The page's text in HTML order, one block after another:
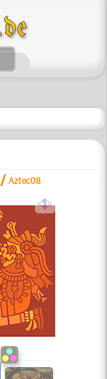
/Aztec08
a